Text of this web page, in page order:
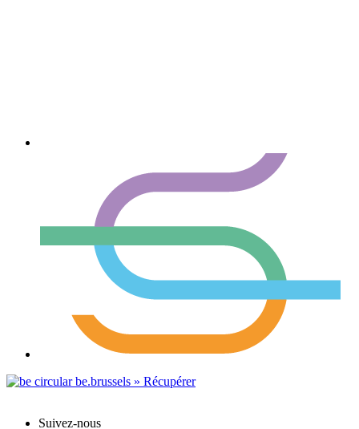
Suivez-nous